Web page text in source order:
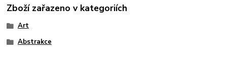
Zboží zařazeno v kategoriích
Art
Abstrakce